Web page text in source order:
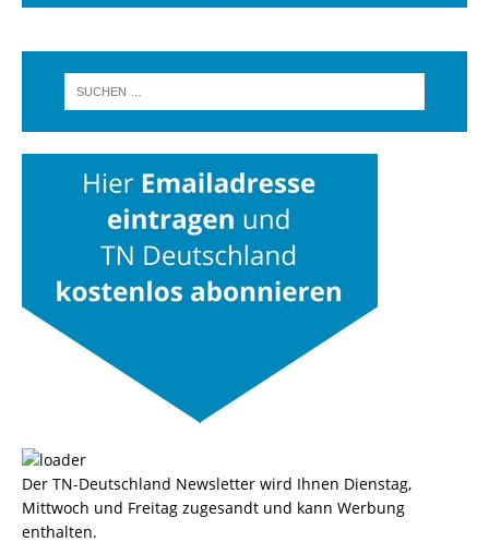
Der TN-Deutschland Newsletter wird Ihnen Dienstag,
Mittwoch und Freitag zugesandt und kann Werbung
enthalten.